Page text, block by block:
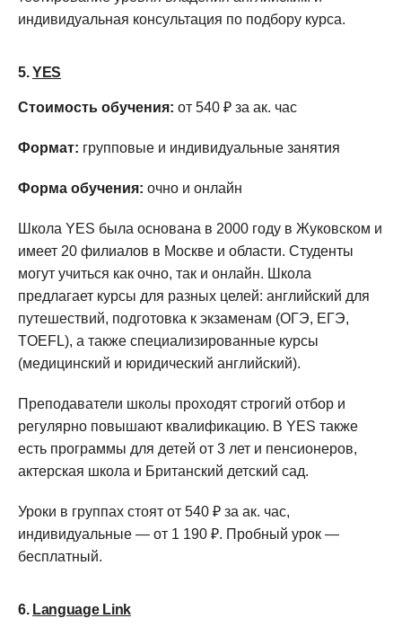
индивидуальная консультация по подбору курса.
5.YES
Стоимость обучения: от 540 ₽ за ак. час
Формат: групповые и индивидуальные занятия
Форма обучения: очно и онлайн
Школа YES была основана в 2000 году в Жуковском и
имеет 20 филиалов в Москве и области. Студенты
могут учиться как очно, так и онлайн. Школа
предлагает курсы для разных целей: английский для
путешествий, подготовка к экзаменам (ОГЭ, ЕГЭ,
TOEFL), а также специализированные курсы
(медицинский и юридический английский).
Преподаватели школы проходят строгий отбор и
регулярно повышают квалификацию. В YES также
есть программы для детей от 3 лет и пенсионеров,
актерская школа и Британский детский сад.
Уроки в группах стоят от 540 ₽ за ак. час,
индивидуальные — от 1 190 ₽. Пробный урок —
бесплатный.
6. Language Link